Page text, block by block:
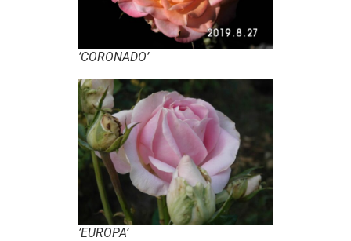
’CORONADO’
’EUROPA’